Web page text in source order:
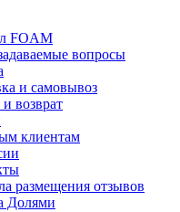
FOAM
вопросы
и самовывоз
возврат
клиентам
размещения отзывов
Долями